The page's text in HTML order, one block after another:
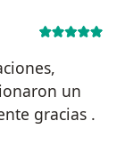
un
gracias .